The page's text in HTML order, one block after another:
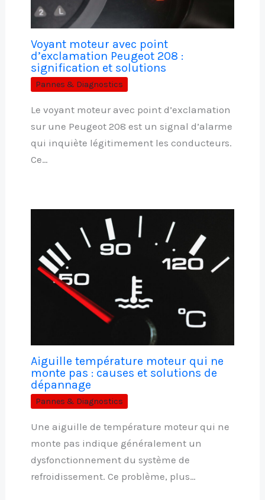
Voyant moteur avec point
d’exclamation Peugeot 208 :
signification et solutions
Pannes & Diagnostics
Le voyant moteur avec point d’exclamation
sur une Peugeot 208 est un signal d’alarme
qui inquiète légitimement les conducteurs.
Ce…
Aiguille température moteur qui ne
monte pas : causes et solutions de
dépannage
Pannes & Diagnostics
Une aiguille de température moteur qui ne
monte pas indique généralement un
dysfonctionnement du système de
refroidissement. Ce problème, plus…